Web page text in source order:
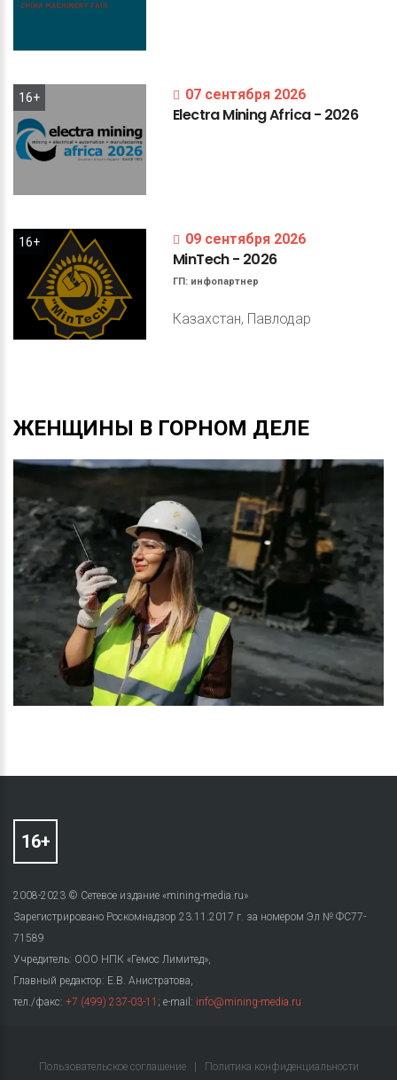
16+ 07 сентября 2026
ElectraMiningAfrica- 2026
16+ 09 сентября 2026
MinTech- 2026
ГП: инфопартнер
Казахстан, Павлодар
ЖЕНЩИНЫ В ГОРНОМ ДЕЛЕ
2008-2023 © Сетевое издание «mining-media.ru»
Зарегистрировано Роскомнадзор 23.11.2017 г. за номером Эл № ФС77-
71589
Учредитель: ООО НПК «Гемос Лимитед»,
Главный редактор: Е.В. Анистратова,
тел./факс: +7 (499) 237-03-11 ; e-mail: info@mining-media.ru
Пользовательское соглашение Политика конфиденциальности